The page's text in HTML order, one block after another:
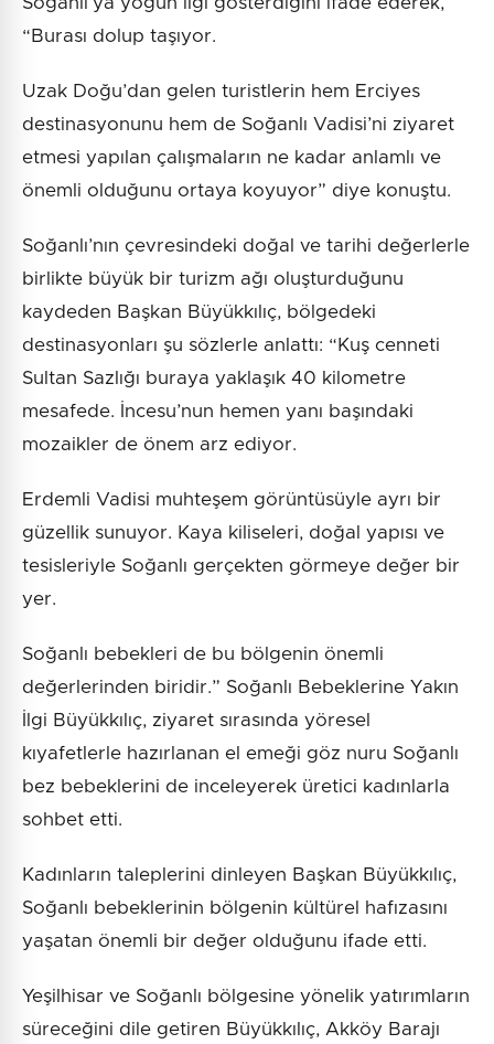
“Burası dolup taşıyor.
Uzak Doğu’dan gelen turistlerin hem Erciyes
destinasyonunu hem de Soğanlı Vadisi’ni ziyaret
etmesi yapılan çalışmaların ne kadar anlamlı ve
önemli olduğunu ortaya koyuyor” diye konuştu.
Soğanlı’nın çevresindeki doğal ve tarihi değerlerle
birlikte büyük bir turizm ağı oluşturduğunu
kaydeden Başkan Büyükkılıç, bölgedeki
destinasyonları şu sözlerle anlattı: “Kuş cenneti
Sultan Sazlığı buraya yaklaşık 40 kilometre
mesafede. İncesu’nun hemen yanı başındaki
mozaikler de önem arz ediyor.
Erdemli Vadisi muhteşem görüntüsüyle ayrı bir
güzellik sunuyor. Kaya kiliseleri, doğal yapısı ve
tesisleriyle Soğanlı gerçekten görmeye değer bir
yer.
Soğanlı bebekleri de bu bölgenin önemli
değerlerinden biridir.” Soğanlı Bebeklerine Yakın
İlgi Büyükkılıç, ziyaret sırasında yöresel
kıyafetlerle hazırlanan el emeği göz nuru Soğanlı
bez bebeklerini de inceleyerek üretici kadınlarla
sohbet etti.
Kadınların taleplerini dinleyen Başkan Büyükkılıç,
Soğanlı bebeklerinin bölgenin kültürel hafızasını
yaşatan önemli bir değer olduğunu ifade etti.
Yeşilhisar ve Soğanlı bölgesine yönelik yatırımların
süreceğini dile getiren Büyükkılıç, Akköy Barajı